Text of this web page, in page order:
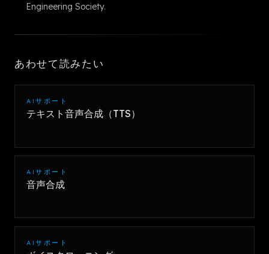
Engineering Society.
あわせて読みたい
AIサポート
テキスト音声合成（TTS）
AIサポート
音声合成
AIサポート